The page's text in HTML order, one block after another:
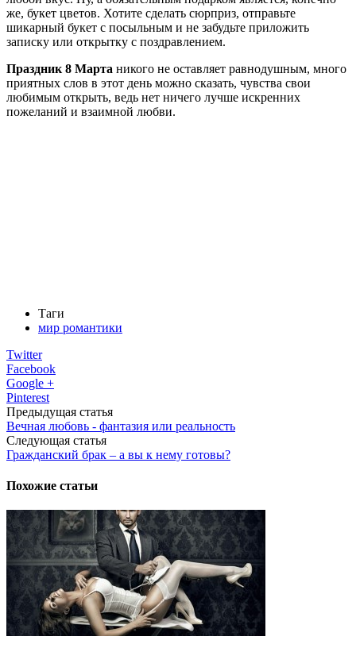
же, букет цветов. Хотите сделать сюрприз, отправьте
шикарный букет с посыльным и не забудьте приложить
записку или открытку с поздравлением.
Праздник 8 Марта никого не оставляет равнодушным, много
приятных слов в этот день можно сказать, чувства свои
любимым открыть, ведь нет ничего лучше искренних
пожеланий и взаимной любви.
Таги
мир романтики
Twitter
Facebook
Google +
Pinterest
Предыдущая статья
Вечная любовь - фантазия или реальность
Следующая статья
Гражданский брак – а вы к нему готовы?
Похожие статьи